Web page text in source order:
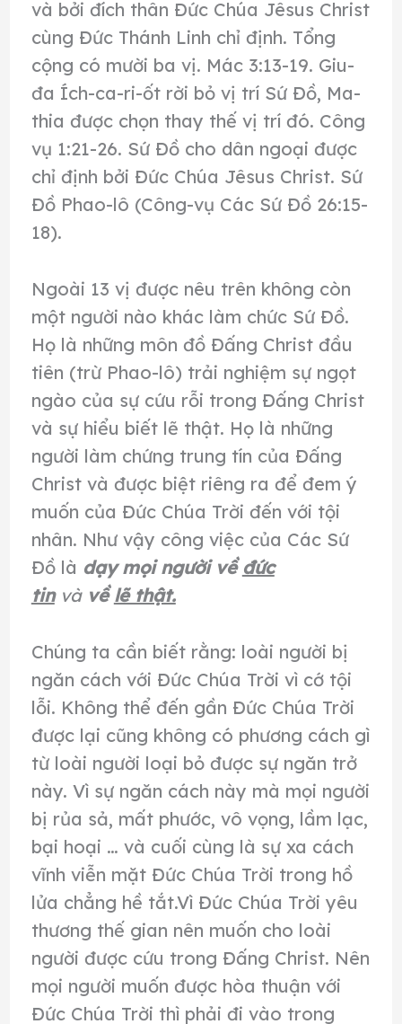
và bởi đích thân Đức Chúa Jêsus Christ
cùng Đức Thánh Linh chỉ định. Tổng
cộng có mười ba vị. Mác 3:13-19. Giu-
đa Ích-ca-ri-ốt rời bỏ vị trí Sứ Đồ, Ma-
thia được chọn thay thế vị trí đó. Công
vụ 1:21-26. Sứ Đồ cho dân ngoại được
chỉ định bởi Đức Chúa Jêsus Christ. Sứ
Đồ Phao-lô (Công-vụ Các Sứ Đồ 26:15-
18).
Ngoài 13 vị được nêu trên không còn
một người nào khác làm chức Sứ Đồ.
Họ là những môn đồ Đấng Christ đầu
tiên (trừ Phao-lô) trải nghiệm sự ngọt
ngào của sự cứu rỗi trong Đấng Christ
và sự hiểu biết lẽ thật. Họ là những
người làm chứng trung tín của Đấng
Christ và được biệt riêng ra để đem ý
muốn của Đức Chúa Trời đến với tội
nhân. Như vậy công việc của Các Sứ
Đồ là dạy mọi người về đức
tinvà về lẽ thật.
Chúng ta cần biết rằng: loài người bị
ngăn cách với Đức Chúa Trời vì cớ tội
lỗi. Không thể đến gần Đức Chúa Trời
được lại cũng không có phương cách gì
từ loài người loại bỏ được sự ngăn trở
này. Vì sự ngăn cách này mà mọi người
bị rủa sả, mất phước, vô vọng, lầm lạc,
bại hoại … và cuối cùng là sự xa cách
vĩnh viễn mặt Đức Chúa Trời trong hồ
lửa chẳng hề tắt.Vì Đức Chúa Trời yêu
thương thế gian nên muốn cho loài
người được cứu trong Đấng Christ. Nên
mọi người muốn được hòa thuận với
Đức Chúa Trời thì phải đi vào trong